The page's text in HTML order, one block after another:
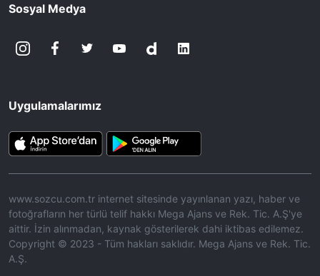
Sosyal Medya
Uygulamalarımız
www.sozcu.com.tr internet sitesinde yayınlanan yazı, haber ve
fotoğrafların her türlü telif hakkı Mega Ajans ve Rek. Tic. A.Ş'ye
aittir. İzin alınmadan, kaynak gösterilerek dahi iktibas edilemez.
Copyright © 2023 - Tüm hakları saklıdır. Mega Ajans ve Rek. Tic.
A.Ş.